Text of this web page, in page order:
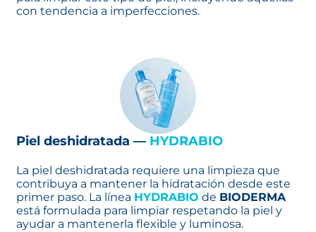
con tendencia a imperfecciones.
Piel deshidratada — HYDRABIO
La piel deshidratada requiere una limpieza que
contribuya a mantener la hidratación desde este
primer paso. La línea HYDRABIO de BIODERMA
está formulada para limpiar respetando la piel y
ayudar a mantenerla flexible y luminosa.